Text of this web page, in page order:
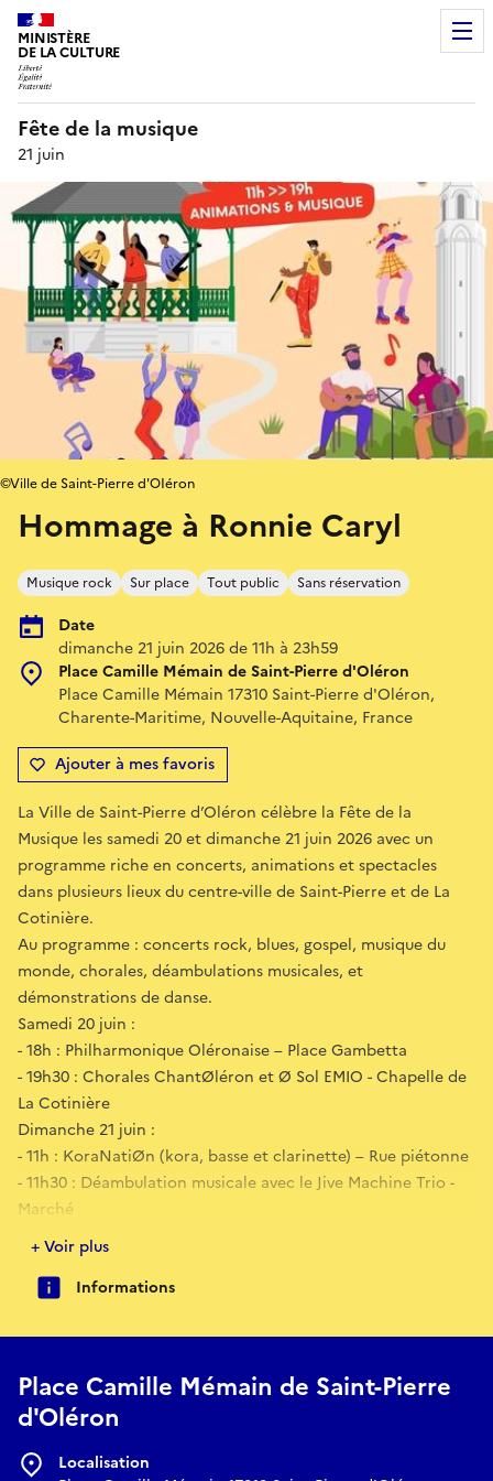
MINISTÈRE
DE LA CULTURE
Fête de la musique
21 juin
Hommage à Ronnie Caryl
Musique rock Sur place Tout public Sans réservation
Date
dimanche 21 juin 2026 de 11h à 23h59
Place Camille Mémain de Saint-Pierre d'Oléron
Place Camille Mémain 17310 Saint-Pierre d'Oléron,
Charente-Maritime, Nouvelle-Aquitaine, France
Ajouter à mes favoris
©Ville de Saint-Pierre d'OIéron
La Ville de Saint-Pierre d’Oléron célèbre la Fête de la
Musique les samedi 20 et dimanche 21 juin 2026 avec un
programme riche en concerts, animations et spectacles
dans plusieurs lieux du centre-ville de Saint-Pierre et de La
Cotinière.
Au programme : concerts rock, blues, gospel, musique du
monde, chorales, déambulations musicales, et
démonstrations de danse.
Samedi 20 juin :
- 18h : Philharmonique Oléronaise – Place Gambetta
- 19h30 : Chorales ChantØléron et Ø Sol EMIO - Chapelle de
La Cotinière
Dimanche 21 juin :
- 11h : KoraNatiØn (kora, basse et clarinette) – Rue piétonne
- 11h30 : Déambulation musicale avec le Jive Machine Trio -
Marché
- 12h : Rei No Koe (démonstration de danse) - Place
Gambetta
- 14h : Classes et ensembles de l’école de musique EMIO –
- 14h30 : Chorale Unis pour le Gospel – Église
- 15h30 : Déambulation musicale avec le Jive Machine Trio -
Dans les rues du centre-ville
- 17h : Oléron Danse Evasion & Tictac Rock (démonstration &
initiation de danse) - Place Gambetta
+ Voir plus
Informations
Place Camille Mémain de Saint-Pierre
d'Oléron
Localisation